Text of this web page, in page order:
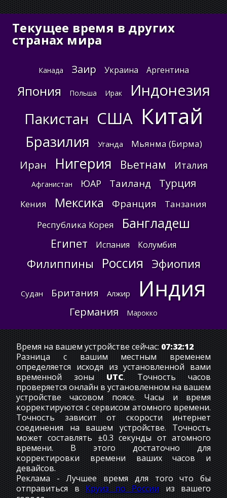
Текущее время в других
странах мира
Канада Заир Украина Аргентина
Япония Польша Ирак Индонезия
Пакистан США Китай
Бразилия Уганда Мьянма (Бирма)
Иран Нигерия Вьетнам Италия
Афганистан ЮАР Таиланд Турция
Кения Мексика Франция
Танзания
Республика Корея
Бангладеш
Египет Испания Колумбия
Филиппины Россия Эфиопия
Судан Британия Алжир Индия
Германия Марокко
Время на вашем устройстве сейчас:07:32:12
Разница с вашим местным временем
определяется исходя из установленной вами
временной зоныUTC. Точность часов
проверяется онлайн в установленном на вашем
устройстве часовом поясе. Часы и время
корректируются с сервисом атомного времени.
Точность зависит от скорости интернет
соединения на вашем устройстве. Точность
может составлять ±0.3 секунды от атомного
времени. В этого достаточно для
корректировки времени ваших часов и
девайсов.
Реклама - Лучшее время для того что бы
отправиться вКруиз по Россиииз вашего